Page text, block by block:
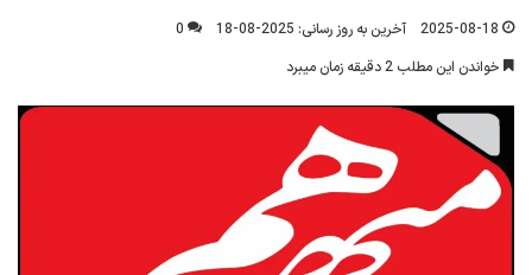
2025-08-18 آخرین به روز رسانی: 2025-08-18
0
خواندن این مطلب 2 دقیقه زمان میبرد